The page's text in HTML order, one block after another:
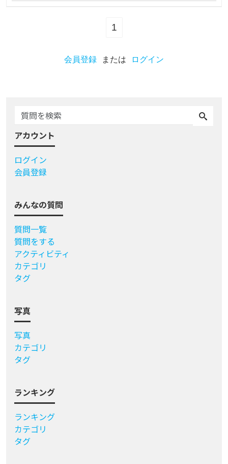
1
会員登録 または ログイン
アカウント
ログイン
会員登録
みんなの質問
質問一覧
質問をする
アクティビティ
カテゴリ
タグ
写真
写真
カテゴリ
タグ
ランキング
ランキング
カテゴリ
タグ